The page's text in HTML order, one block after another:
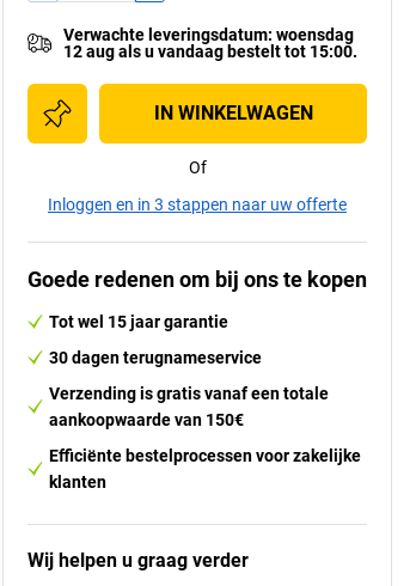
Verwachte leveringsdatum: woensdag
12 augals uvandaag bestelt tot 15:00.
IN WINKELWAGEN
Of
Inloggen en in 3 stappen naar uw offerte
Goede redenen om bij ons te kopen
Tot wel 15 jaar garantie
30 dagen terugnameservice
Verzending is gratis vanaf een totale
aankoopwaarde van 150€
Efficiënte bestelprocessen voor zakelijke
klanten
Wij helpen u graag verder